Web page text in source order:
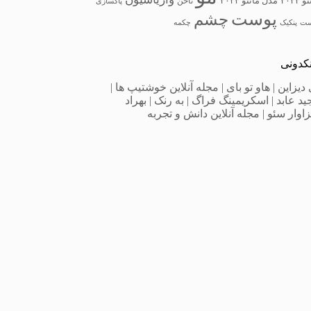
پنکیک پوست چشم چکمه
دیزاین |هاو تو بای | مجله آنلاین خوشتیپ ها |
عابد | اسکریمینگ فراگ | به‌ رنک | بهراد
سئو | مجله آنلاین دانش و تجربه